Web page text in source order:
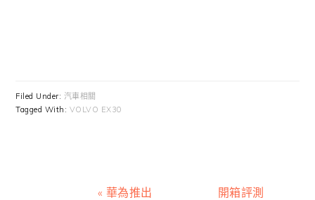
Filed Under: 汽車相關
Tagged With: VOLVO EX30
Previous
« 華為推出
Next
開箱評測